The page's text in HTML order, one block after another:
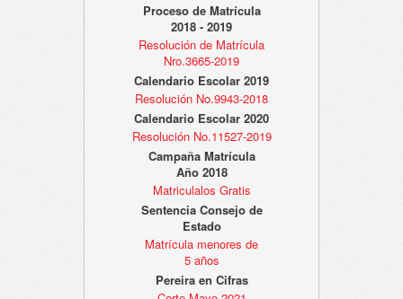
Proceso de Matrícula
2018 - 2019
Resolución de Matrícula
Nro.3665-2019
Calendario Escolar 2019
Resolución No.9943-2018
Calendario Escolar 2020
Resolución No.11527-2019
Campaña Matrícula
Año 2018
Matriculalos Gratis
Sentencia Consejo de
Estado
Matrícula menores de
5 años
Pereira en Cifras